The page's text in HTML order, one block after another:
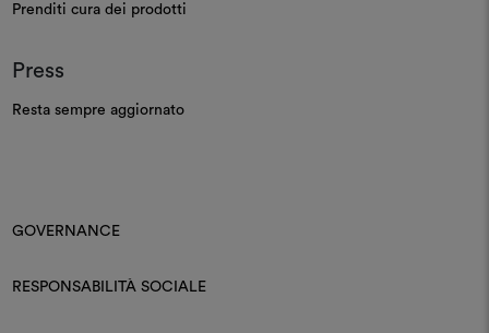
Prenditi cura dei prodotti
Press
Resta sempre aggiornato
GOVERNANCE
RESPONSABILITÀ SOCIALE